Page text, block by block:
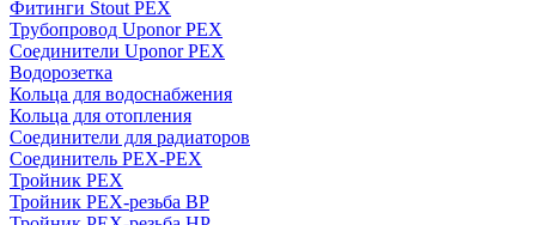
Фитинги Stout PEX
Трубопровод Uponor PEX
Соединители Uponor PEX
Водорозетка
Кольца для водоснабжения
Кольца для отопления
Соединители для радиаторов
Соединитель PEX-PEX
Тройник PEX
Тройник PEX-резьба ВР